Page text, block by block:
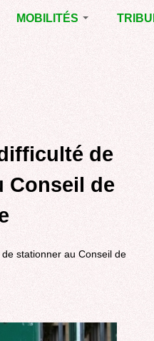
MOBILITÉS
VOIRIE DOMAINE
LE TRAMWAY REJOINT
MÉRIGNAC :
INAUGURATION,
REVUE DE PRESSE
POLITIQUE CYCLABLE,
MARCHE
GRAND
CONTOURNEMENT DE
BORDEAUX
TRAMWAY, RER
ROCADE VDO
POINT
de
Conseil de
stationner au Conseil de